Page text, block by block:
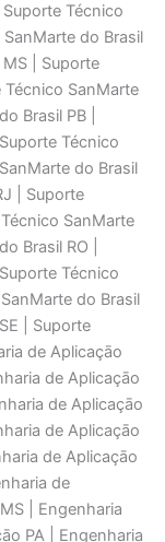
Técnico
do Brasil
| Suporte
SanMarte
Brasil PB |
Técnico
do Brasil
| Suporte
SanMarte
Brasil RO |
Técnico
do Brasil
| Suporte
de Aplicaçāo
de Aplicaçāo
de Aplicaçāo
de Aplicaçāo
de Aplicaçāo
de
| Engenharia
PA | Engenharia